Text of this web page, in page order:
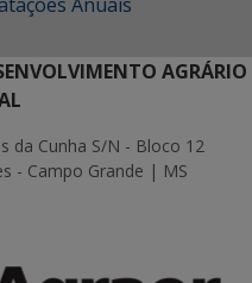
AGRÁRIO
da Cunha S/N - Bloco 12
- Campo Grande | MS